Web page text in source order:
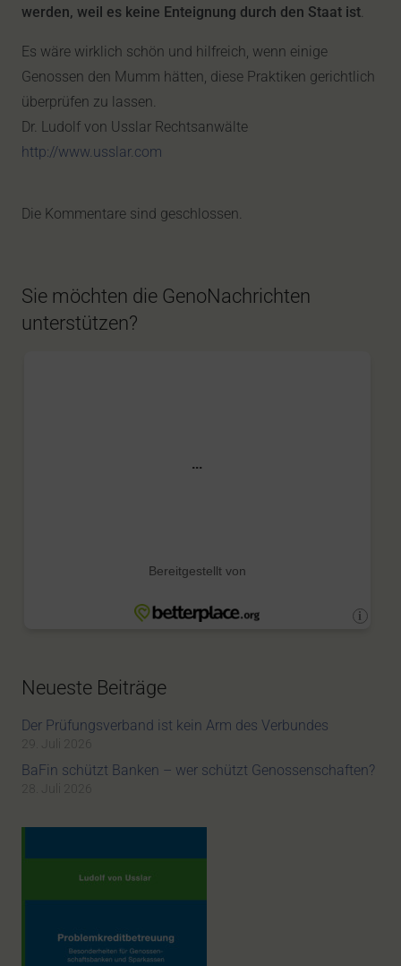
werden, weil es keine Enteignung durch den Staat ist
Es wäre wirklich schön und hilfreich, wenn einige
Genossen den Mumm hätten, diese Praktiken gerichtlich
überprüfen zu lassen.
Dr. Ludolf von Usslar Rechtsanwälte
http://www.usslar.com
Die Kommentare sind geschlossen.
Sie möchten die GenoNachrichten
unterstützen?
Neueste Beiträge
Der Prüfungsverband ist kein Arm des Verbundes
29. Juli 2026
BaFin schützt Banken – wer schützt Genossenschaften?
28. Juli 2026